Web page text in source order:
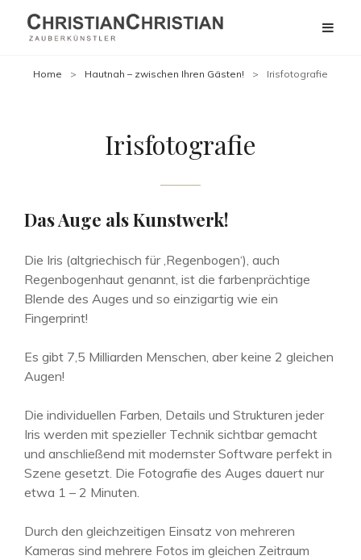
Home > Hautnah – zwischen Ihren Gästen! > Irisfotografie
Irisfotografie
Das Auge als Kunstwerk!
Die Iris (altgriechisch für ‚Regenbogen‘), auch
Regenbogenhaut genannt, ist die farbenprächtige
Blende des Auges und so einzigartig wie ein
Fingerprint!
Es gibt 7,5 Milliarden Menschen, aber keine 2 gleichen
Augen!
Die individuellen Farben, Details und Strukturen jeder
Iris werden mit spezieller Technik sichtbar gemacht
und anschließend mit modernster Software perfekt in
Szene gesetzt. Die Fotografie des Auges dauert nur
etwa 1 – 2 Minuten.
Durch den gleichzeitigen Einsatz von mehreren
Kameras sind mehrere Fotos im gleichen Zeitraum